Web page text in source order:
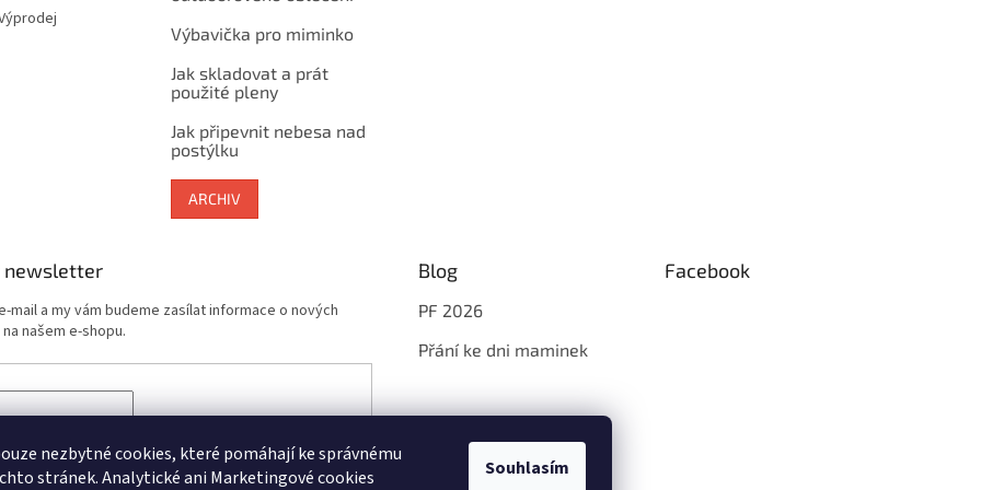
nezbytné cookies, které pomáhají ke správnému
stránek. Analytické ani Marketingové cookies
Souhlasím
Výbavička pro miminko
Jak skladovat a prát
použité pleny
Jak připevnit nebesa nad
postýlku
ARCHIV
newsletter
mail a my vám budeme zasílat informace o nových
našem e-shopu.
SE
Blog
PF 2026
Přání ke dni maminek
Facebook